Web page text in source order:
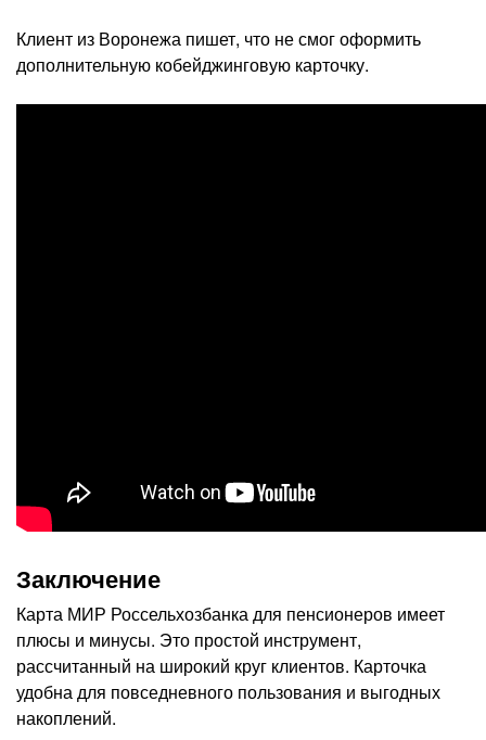
Клиент из Воронежа пишет, что не смог оформить
дополнительную кобейджинговую карточку.
Заключение
Карта МИР Россельхозбанка для пенсионеров имеет
плюсы и минусы. Это простой инструмент,
рассчитанный на широкий круг клиентов. Карточка
удобна для повседневного пользования и выгодных
накоплений.